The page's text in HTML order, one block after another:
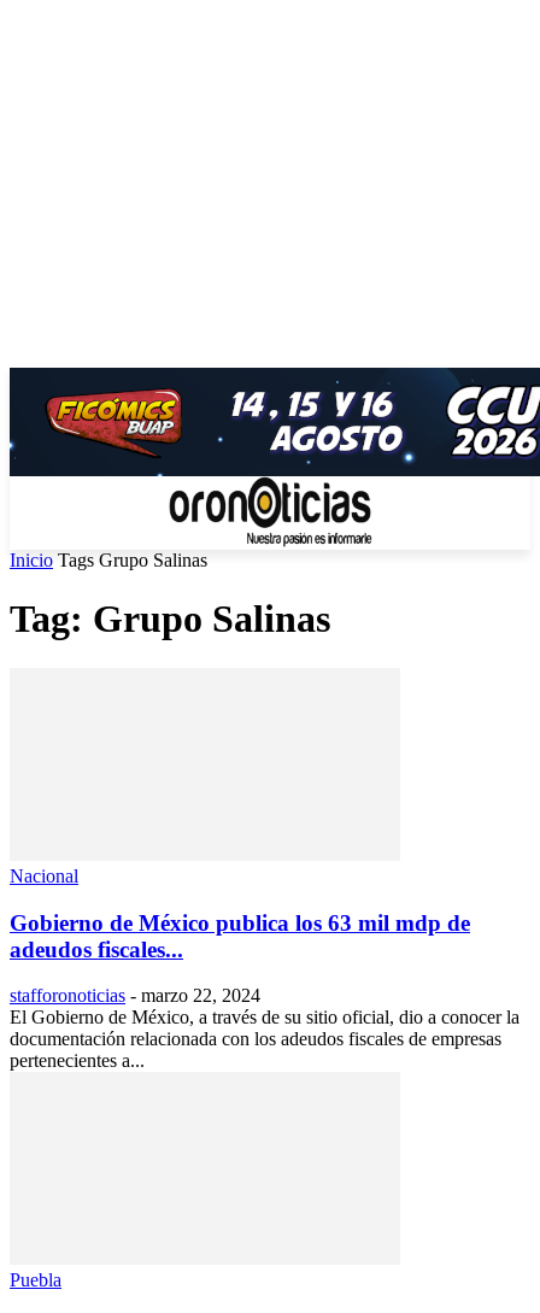
Inicio Tags Grupo Salinas
Tag: Grupo Salinas
Nacional
Gobierno de México publica los 63 mil mdp de
adeudos fiscales...
stafforonoticias - marzo 22, 2024
El Gobierno de México, a través de su sitio oficial, dio a conocer la
documentación relacionada con los adeudos fiscales de empresas
pertenecientes a...
Puebla